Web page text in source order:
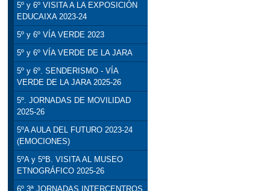
5º y 6º VISITA A LA EXPOSICIÓN
EDUCAIXA 2023-24
5º y 6º VÍA VERDE 2023
5º y 6º VÍA VERDE DE LA JARA
5º y 6º. SENDERISMO - VÍA
VERDE DE LA JARA 2025-26
5º. JORNADAS DE MOVILIDAD
2025-26
5ºA AULA DEL FUTURO 2023-24
(EMOCIONES)
5ºA y 5ºB. VISITA AL MUSEO
ETNOGRÁFICO 2025-26
6º 3ª JORNADAS INTERCENTROS